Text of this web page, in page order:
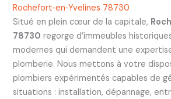
Rochefort‑en‑Yvelines 78730
Situé en plein cœur de la capitale,
78730 regorge d’immeubles
modernes qui demandent une
plomberie. Nous mettons à votre
plombiers expérimentés capables de
situations : installation, dépannage,